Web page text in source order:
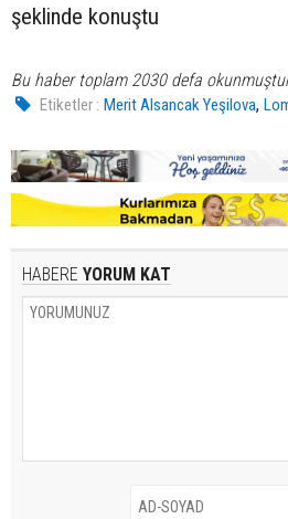
şeklinde konuştu
Bu haber toplam 2030 defa
Etiketler : Merit Alsancak Yeşilova,
HABERE YORUM KAT